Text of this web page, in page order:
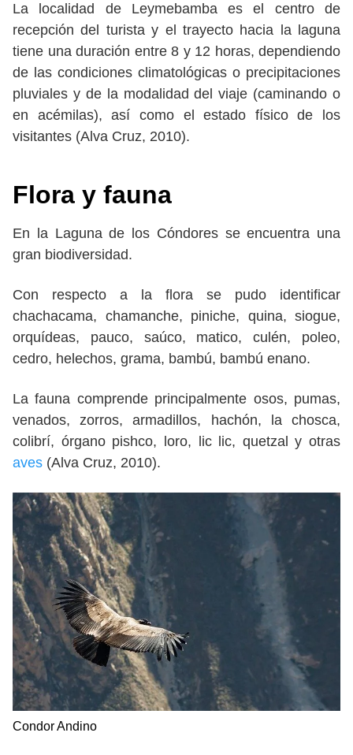
La localidad de Leymebamba es el centro de
recepción del turista y el trayecto hacia la laguna
tiene una duración entre 8 y 12 horas, dependiendo
de las condiciones climatológicas o precipitaciones
pluviales y de la modalidad del viaje (caminando o
en acémilas), así como el estado físico de los
visitantes (Alva Cruz, 2010).
Flora y fauna
En la Laguna de los Cóndores se encuentra una
gran biodiversidad.
Con respecto a la flora se pudo identificar
chachacama, chamanche, piniche, quina, siogue,
orquídeas, pauco, saúco, matico, culén, poleo,
cedro, helechos, grama, bambú, bambú enano.
La fauna comprende principalmente osos, pumas,
venados, zorros, armadillos, hachón, la chosca,
colibrí, órgano pishco, loro, lic lic, quetzal y otras
aves (Alva Cruz, 2010).
Condor Andino